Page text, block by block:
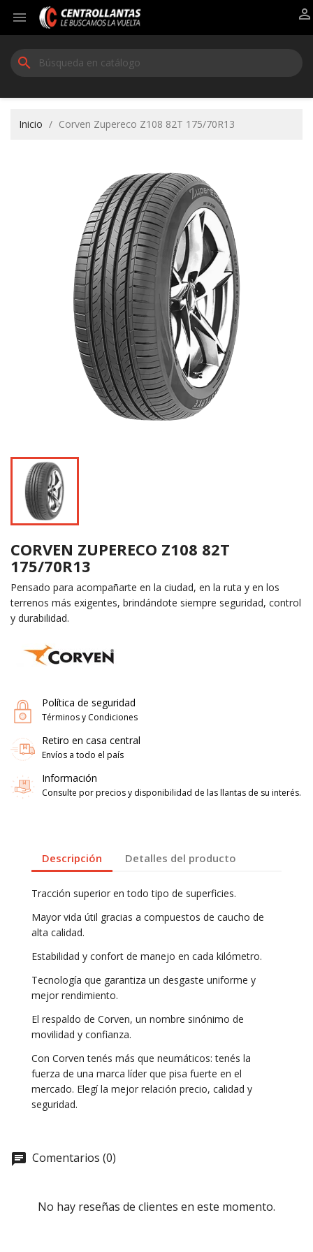
 
search
Inicio Corven Zupereco Z108 82T 175/70R13
CORVEN ZUPERECO Z108 82T
175/70R13
Pensado para acompañarte en la ciudad, en la ruta y en los
terrenos más exigentes, brindándote siempre seguridad, control
y durabilidad.
Política de seguridad
Términos y Condiciones
Retiro en casa central
Envíos a todo el país
Información
Consulte por precios y disponibilidad de las llantas de su interés.
Descripción Detalles del producto
Tracción superior en todo tipo de superficies.
Mayor vida útil gracias a compuestos de caucho de
alta calidad.
Estabilidad y confort de manejo en cada kilómetro.
Tecnología que garantiza un desgaste uniforme y
mejor rendimiento.
El respaldo de Corven, un nombre sinónimo de
movilidad y confianza.
Con Corven tenés más que neumáticos: tenés la
fuerza de una marca líder que pisa fuerte en el
mercado. Elegí la mejor relación precio, calidad y
seguridad.
Comentarios (0)
No hay reseñas de clientes en este momento.